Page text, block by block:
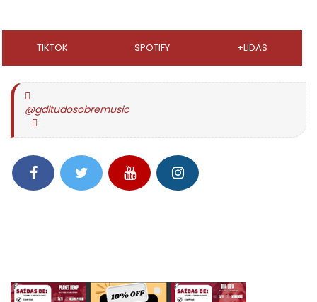
TIKTOK SPOTIFY +LIDAS
@gdltudosobremusic